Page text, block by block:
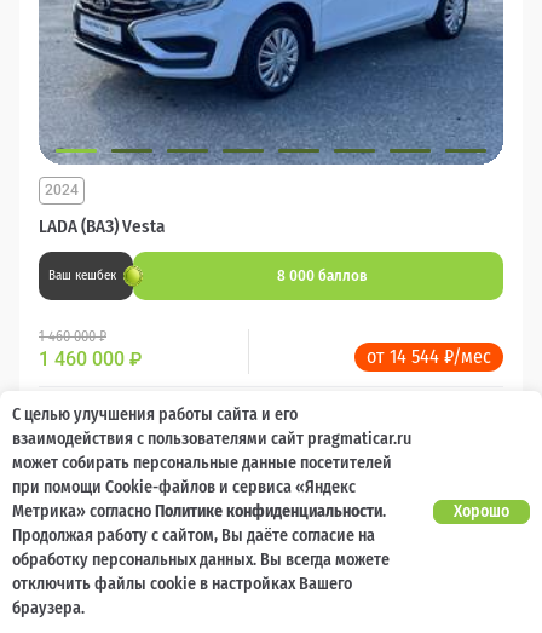
LADA (ВАЗ) Vesta
2024
Ваш кешбек 8 000 баллов
1 460 000 ₽
1 460 000 ₽ от 14 544 ₽/мес
Бензин Механика
Сравнить
Подробнее
Перезвоним за минуту
С целью улучшения работы сайта и его
взаимодействия с пользователями сайт pragmaticar.ru
может собирать персональные данные посетителей
при помощи Cookie-файлов и сервиса «Яндекс
Метрика» согласноПолитике конфиденциальности.
Продолжая работу с сайтом, Вы даёте согласие на
обработку персональных данных. Вы всегда можете
отключить файлы cookie в настройках Вашего
браузера.
Хорошо